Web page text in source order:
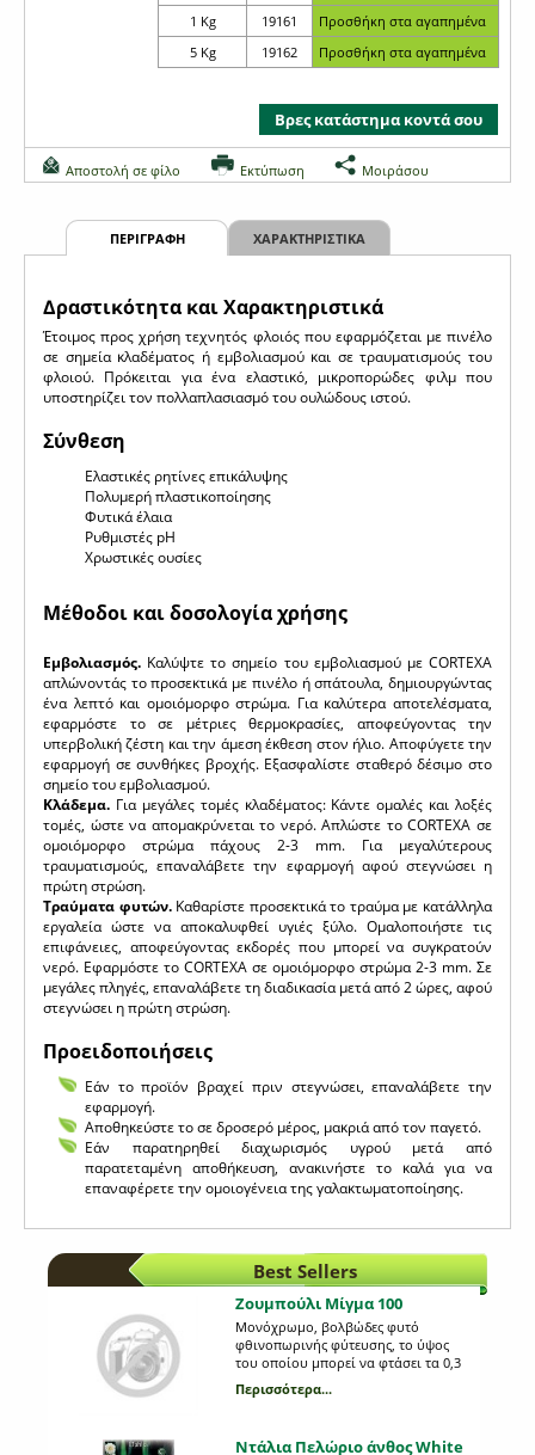
1 Kg
19161
5 Kg
19162
Βρες κατάστημα κοντά σου
Αποστολή σε φίλο Εκτύπωση Μοιράσου
ΠΕΡΙΓΡΑΦΗ ΧΑΡΑΚΤΗΡΙΣΤΙΚΑ
Δραστικότητα και Χαρακτηριστικά
Έτοιμος προς χρήση τεχνητός φλοιός που εφαρμόζεται με πινέλο
σε σημεία κλαδέματος ή εμβολιασμού και σε τραυματισμούς του
φλοιού. Πρόκειται για ένα ελαστικό, μικροπορώδες φιλμ που
υποστηρίζει τον πολλαπλασιασμό του ουλώδους ιστού.
Σύνθεση
Ελαστικές ρητίνες επικάλυψης
Πολυμερή πλαστικοποίησης
Φυτικά έλαια
Ρυθμιστές pH
Χρωστικές ουσίες
Μέθοδοι και δοσολογία χρήσης
Εμβολιασμός. Καλύψτε το σημείο του εμβολιασμού με CORTEXA
απλώνοντάς το προσεκτικά με πινέλο ή σπάτουλα, δημιουργώντας
ένα λεπτό και ομοιόμορφο στρώμα. Για καλύτερα αποτελέσματα,
εφαρμόστε το σε μέτριες θερμοκρασίες, αποφεύγοντας την
υπερβολική ζέστη και την άμεση έκθεση στον ήλιο. Αποφύγετε την
εφαρμογή σε συνθήκες βροχής. Εξασφαλίστε σταθερό δέσιμο στο
σημείο του εμβολιασμού.
Κλάδεμα. Για μεγάλες τομές κλαδέματος: Κάντε ομαλές και λοξές
τομές, ώστε να απομακρύνεται το νερό. Απλώστε το CORTEXA σε
ομοιόμορφο στρώμα πάχους 2-3 mm. Για μεγαλύτερους
τραυματισμούς, επαναλάβετε την εφαρμογή αφού στεγνώσει η
πρώτη στρώση.
Τραύματα φυτών.Καθαρίστε προσεκτικά το τραύμα με κατάλληλα
εργαλεία ώστε να αποκαλυφθεί υγιές ξύλο. Ομαλοποιήστε τις
επιφάνειες, αποφεύγοντας εκδορές που μπορεί να συγκρατούν
νερό. Εφαρμόστε το CORTEXA σε ομοιόμορφο στρώμα 2-3 mm. Σε
μεγάλες πληγές, επαναλάβετε τη διαδικασία μετά από 2 ώρες, αφού
στεγνώσει η πρώτη στρώση.
Προειδοποιήσεις
Εάν το προϊόν βραχεί πριν στεγνώσει, επαναλάβετε την
εφαρμογή.
Αποθηκεύστε το σε δροσερό μέρος, μακριά από τον παγετό.
Εάν παρατηρηθεί διαχωρισμός υγρού μετά από
παρατεταμένη αποθήκευση, ανακινήστε το καλά για να
επαναφέρετε την ομοιογένεια της γαλακτωματοποίησης.
Best Sellers
Ζουμπούλι Μίγμα 100
Μονόχρωμο, βολβώδες φυτό
φθινοπωρινής φύτευσης, το ύψος
του οποίου μπορεί να φτάσει τα 0,3
m. Η κάθε συσκευασία περιέχει 3
βολβούς, διαφορετικού χρώματος,
Περισσότερα...
Ντάλια Πελώριο άνθος White